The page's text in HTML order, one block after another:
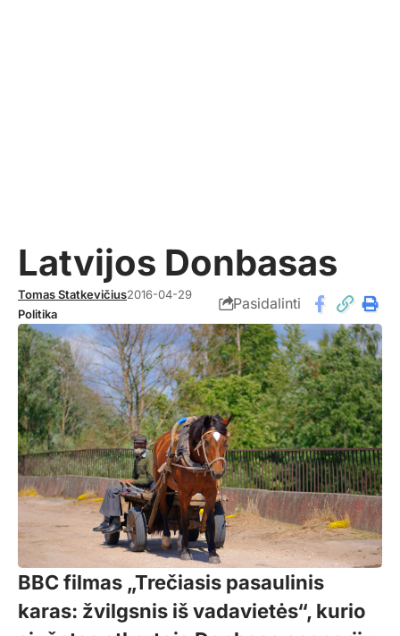
Latvijos Donbasas
Tomas Statkevičius2016-04-29
Politika
Pasidalinti
BBC filmas „Trečiasis pasaulinis
karas: žvilgsnis iš vadavietės“, kurio